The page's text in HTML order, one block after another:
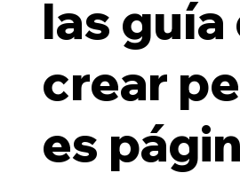
Medios de comunicación
las guía
crear
es